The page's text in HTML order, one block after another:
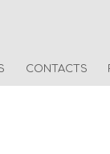
CONTACTS